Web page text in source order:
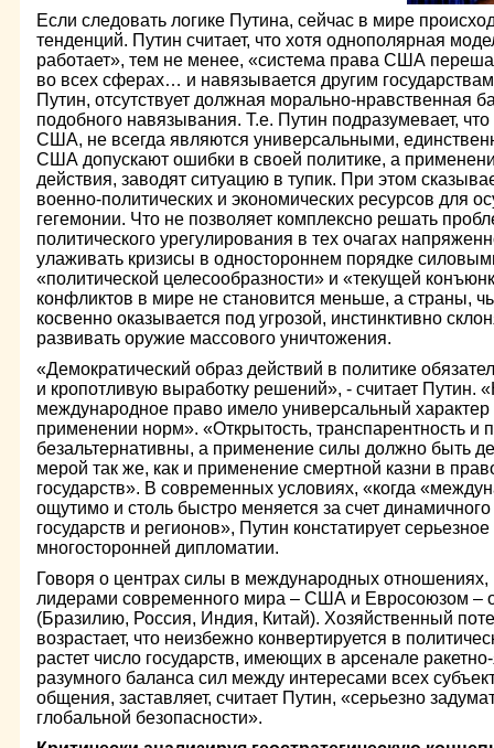
Если следовать логике Путина, сейчас в мире
тенденций. Путин считает, что хотя однополярная
работает», тем не менее, «система права США
во всех сферах… и навязывается другим
Путин, отсутствует должная морально-нравственная
подобного навязывания. Т.е. Путин подразумевает,
США, не всегда являются универсальными,
США допускают ошибки в своей политике, а
действия, заводят ситуацию в тупик. При этом
военно-политических и экономических ресурсов для
гегемонии. Что не позволяет комплексно решать
политического урегулирования в тех очагах
улаживать кризисы в одностороннем порядке
«политической целесообразности» и «текущей
конфликтов в мире не становится меньше, а страны,
косвенно оказывается под угрозой, инстинктивно
развивать оружие массового уничтожения.
«Демократический образ действий в политике
и кропотливую выработку решений», - считает Путин.
международное право имело универсальный
применении норм». «Открытость, транспарентность и
безальтернативны, а применение силы должно быть
мерой так же, как и применение смертной казни в
государств». В современных условиях, «когда
ощутимо и столь быстро меняется за счет
государств и регионов», Путин констатирует
многосторонней дипломатии.
Говоря о центрах силы в международных
лидерами современного мира – США и Евросоюзом –
(Бразилию, Россия, Индия, Китай). Хозяйственный
возрастает, что неизбежно конвертируется в
растет число государств, имеющих в арсенале
разумного баланса сил между интересами всех
общения, заставляет, считает Путин, «серьезно
глобальной безопасности».